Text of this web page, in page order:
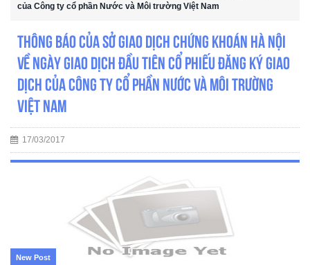
của Công ty cổ phần Nước và Môi trường Việt Nam
Thông báo của Sở giao dịch chứng khoán Hà Nội
về ngày giao dịch đầu tiên cổ phiếu đăng ký giao
dịch của Công ty cổ phần Nước và Môi trường
Việt Nam
17/03/2017
New Post